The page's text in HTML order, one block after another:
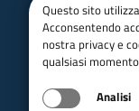
Questo sito
Acconsentendo
nostra privacy e
qualsiasi
Analisi